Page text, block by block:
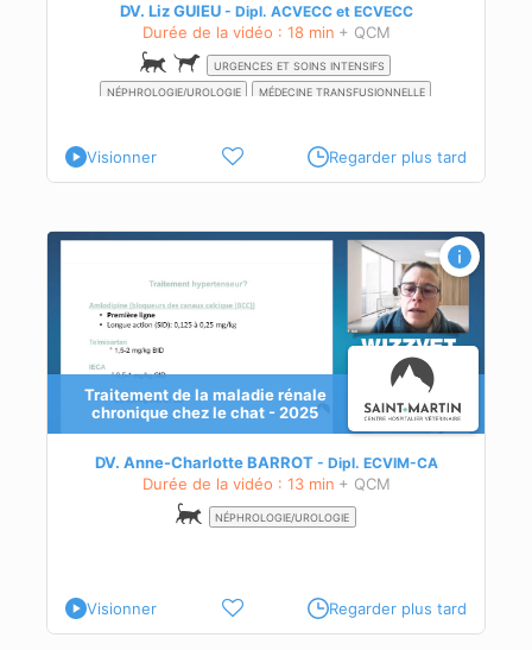
DV. Liz GUIEU Dipl. ACVECCet ECVECC
Durée de la vidéo : 18 min + QCM
URGENCES ET SOINS INTENSIFS
NÉPHROLOGIE/UROLOGIE
MÉDECINE TRANSFUSIONNELLE
Visionner Regarder plus tard
Traitement de la maladie rénale
chronique chez le chat - 2025
DV. Anne-Charlotte BARROT Dipl. ECVIM-CA
Durée de la vidéo : 13 min + QCM
NÉPHROLOGIE/UROLOGIE
Visionner Regarder plus tard